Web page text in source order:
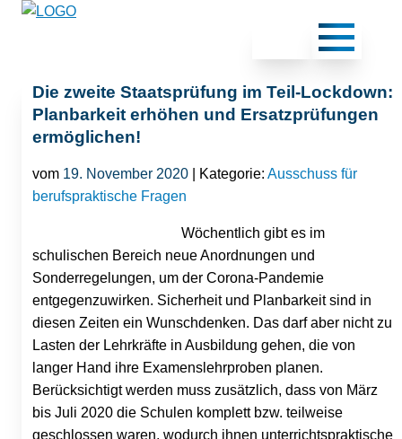
Die zweite Staatsprüfung im Teil-Lockdown:
Planbarkeit erhöhen und Ersatzprüfungen
ermöglichen!
vom 19. November 2020 | Kategorie: Ausschuss für
berufspraktische Fragen
Wöchentlich gibt es im
schulischen Bereich neue Anordnungen und
Sonderregelungen, um der Corona-Pandemie
entgegenzuwirken. Sicherheit und Planbarkeit sind in
diesen Zeiten ein Wunschdenken. Das darf aber nicht zu
Lasten der Lehrkräfte in Ausbildung gehen, die von
langer Hand ihre Examenslehrproben planen.
Berücksichtigt werden muss zusätzlich, dass von März
bis Juli 2020 die Schulen komplett bzw. teilweise
geschlossen waren, wodurch ihnen unterrichtspraktische